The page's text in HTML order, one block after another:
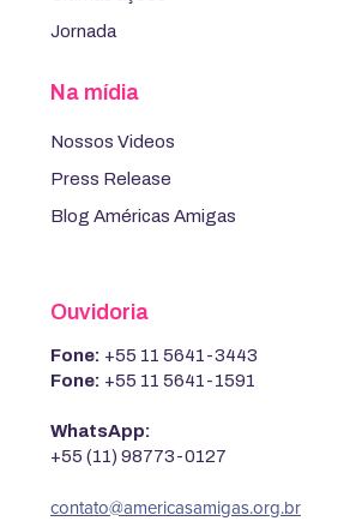
Jornada
Na mídia
Nossos Videos
Press Release
Blog Américas Amigas
Ouvidoria
Fone: +55 11 5641-3443
Fone: +55 11 5641-1591
WhatsApp:
+55 (11) 98773-0127
contato@americasamigas.org.br